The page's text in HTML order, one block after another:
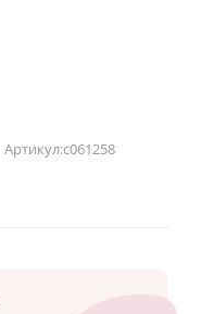
Артикул:с061258